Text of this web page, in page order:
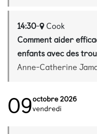
14:30- Cook
Comment aider
enfants avec des
Anne-Catherine
09octobre 2026
vendredi